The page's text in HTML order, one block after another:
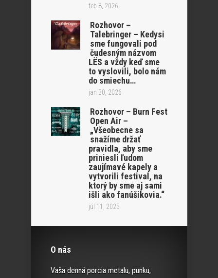
feb 8, 2026
Rozhovor –
Talebringer – Kedysi
sme fungovali pod
čudesným názvom
LËS a vždy keď sme
to vyslovili, bolo nám
do smiechu…
jan 30, 2026
Rozhovor – Burn Fest
Open Air –
„Všeobecne sa
snažíme držať
pravidla, aby sme
priniesli ľudom
zaujímavé kapely a
vytvorili festival, na
ktorý by sme aj sami
išli ako fanúšikovia.“
júl 11, 2025
O nás
Vaša denná porcia metalu, punku,